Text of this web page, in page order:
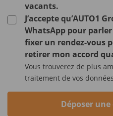
vacants.
J’accepte qu’AUTO1
WhatsApp pour
fixer un rendez-vous
retirer mon accord
Vous trouverez de plus
traitement de vos données
Déposer